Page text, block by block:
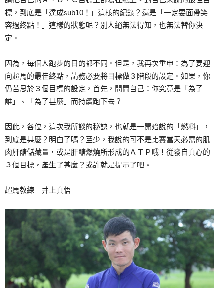
標，到底是「達成sub10！」這樣的紀錄？還是「一定要面帶笑
容過終點！」這樣的狀態呢？別人絕無法得知，也無法替你決
定。
因為，每個人跑步的目的都不同。但是，我再次重申：為了要迎
向超馬的最佳終點，請務必要將目標做３階段的設定。如果，你
仍苦思於３個目標的設定，首先，問問自己：你究竟是「為了
誰」、「為了甚麼」而持續跑下去？
因此，各位，這次我所談的秘訣，也就是一開始說的「燃料」，
到底是甚麼？明白了嗎？至少，我說的可不是比賽當天必需的肌
肉肝醣儲藏量，或是肝醣燃燒所形成的ＡＴＰ哦！從發自真心的
３個目標，產生了甚麼？或許就是提示了吧。
超馬教練 井上真悟